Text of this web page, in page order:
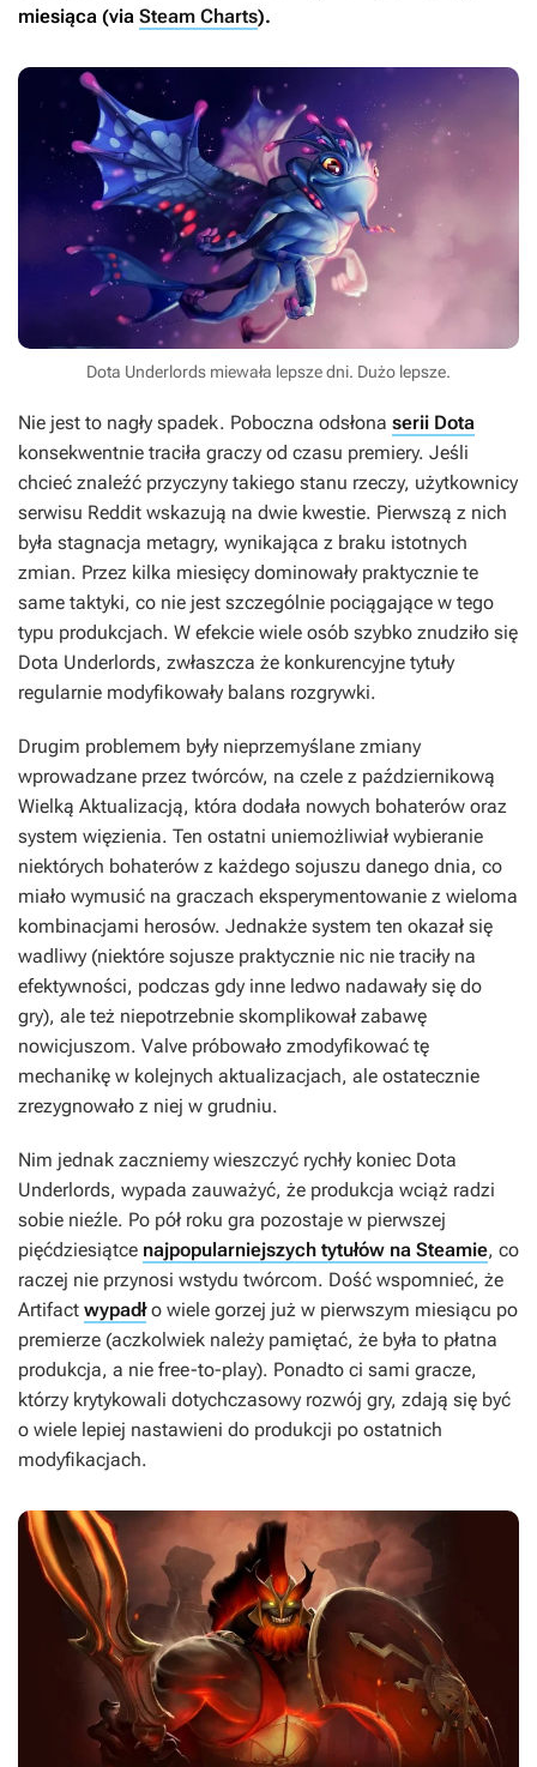
miesiąca (via Steam Charts).
Dota Underlords miewała lepsze dni. Dużo lepsze.
Nie jest to nagły spadek. Poboczna odsłona serii Dota
konsekwentnie traciła graczy od czasu premiery. Jeśli
chcieć znaleźć przyczyny takiego stanu rzeczy, użytkownicy
serwisu Reddit wskazują na dwie kwestie. Pierwszą z nich
była stagnacja metagry, wynikająca z braku istotnych
zmian. Przez kilka miesięcy dominowały praktycznie te
same taktyki, co nie jest szczególnie pociągające w tego
typu produkcjach. W efekcie wiele osób szybko znudziło się
Dota Underlords, zwłaszcza że konkurencyjne tytuły
regularnie modyfikowały balans rozgrywki.
Drugim problemem były nieprzemyślane zmiany
wprowadzane przez twórców, na czele z październikową
Wielką Aktualizacją, która dodała nowych bohaterów oraz
system więzienia. Ten ostatni uniemożliwiał wybieranie
niektórych bohaterów z każdego sojuszu danego dnia, co
miało wymusić na graczach eksperymentowanie z wieloma
kombinacjami herosów. Jednakże system ten okazał się
wadliwy (niektóre sojusze praktycznie nic nie traciły na
efektywności, podczas gdy inne ledwo nadawały się do
gry), ale też niepotrzebnie skomplikował zabawę
nowicjuszom. Valve próbowało zmodyfikować tę
mechanikę w kolejnych aktualizacjach, ale ostatecznie
zrezygnowało z niej w grudniu.
Nim jednak zaczniemy wieszczyć rychły koniec Dota
Underlords, wypada zauważyć, że produkcja wciąż radzi
sobie nieźle. Po pół roku gra pozostaje w pierwszej
pięćdziesiątce najpopularniejszych tytułów na Steamie, co
raczej nie przynosi wstydu twórcom. Dość wspomnieć, że
Artifact wypadło wiele gorzej już w pierwszym miesiącu po
premierze (aczkolwiek należy pamiętać, że była to płatna
produkcja, a nie free-to-play). Ponadto ci sami gracze,
którzy krytykowali dotychczasowy rozwój gry, zdają się być
o wiele lepiej nastawieni do produkcji po ostatnich
modyfikacjach.